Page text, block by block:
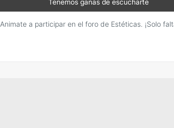
Tenemos ganas de escucharte
Animate a participar en el foro de Estéticas. ¡Solo